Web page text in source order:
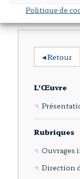
Politique de
◂Retour
L’Œuvre
Rubriques
Ouvrages
Direction